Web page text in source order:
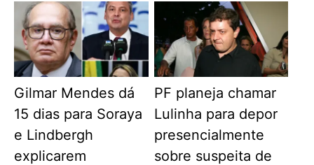
Gilmar Mendes dá
15 dias para Soraya
e Lindbergh
explicarem
PF planeja chamar
Lulinha para depor
presencialmente
sobre suspeita de